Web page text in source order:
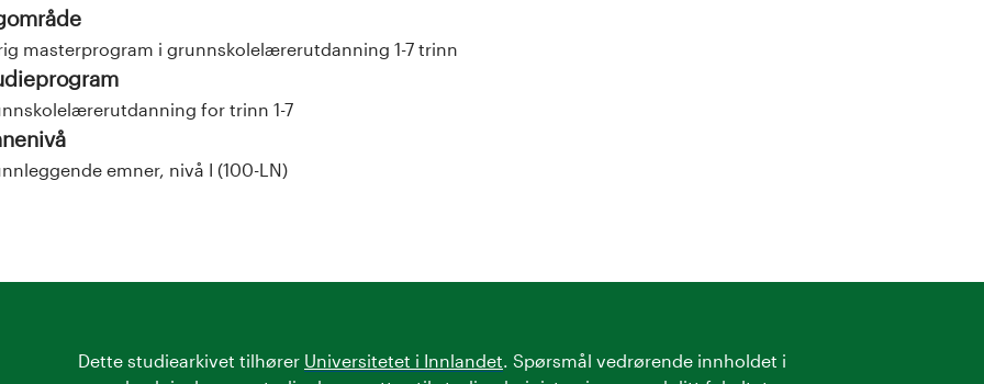
masterprogram i grunnskolelærerutdanning 1-7 trinn
for trinn 1-7
emner, nivå I (100-LN)
Dette studiearkivet tilhører Universitetet i Innlandet . Spørsmål vedrørende innholdet i